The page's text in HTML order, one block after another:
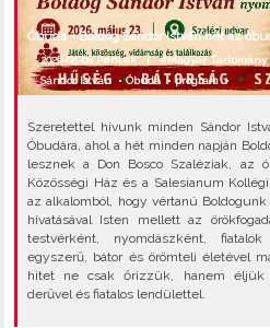
Óbuda - Boldog Sándor István hét az
2026-05-08 Péntek |#Magyar Tartomány
Sándor István•Óbuda •program•
Szeretettel hívunk minden Sándor
Óbudára, ahol a hét minden napján
lesznek a Don Bosco Szaléziak, az
Közösségi Ház és a Salesianum
az alkalomból, hogy vértanú
hivatásával Isten mellett az
testvérként, nyomdászként,
egyszerű, bátor és örömteli életével
hitet ne csak őrizzük, hanem éljük
derűvel és fiatalos lendülettel.